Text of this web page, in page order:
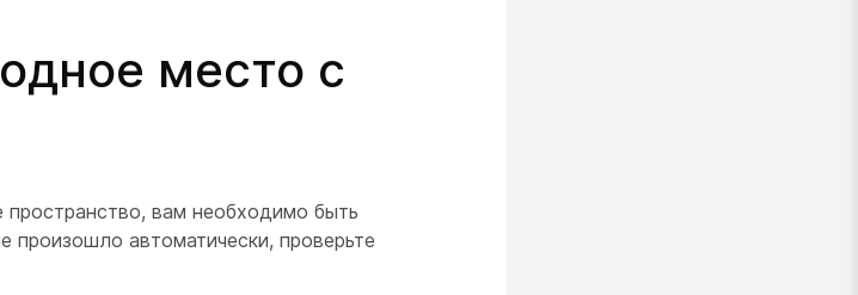
место с
вам необходимо быть
произошло автоматически, проверьте